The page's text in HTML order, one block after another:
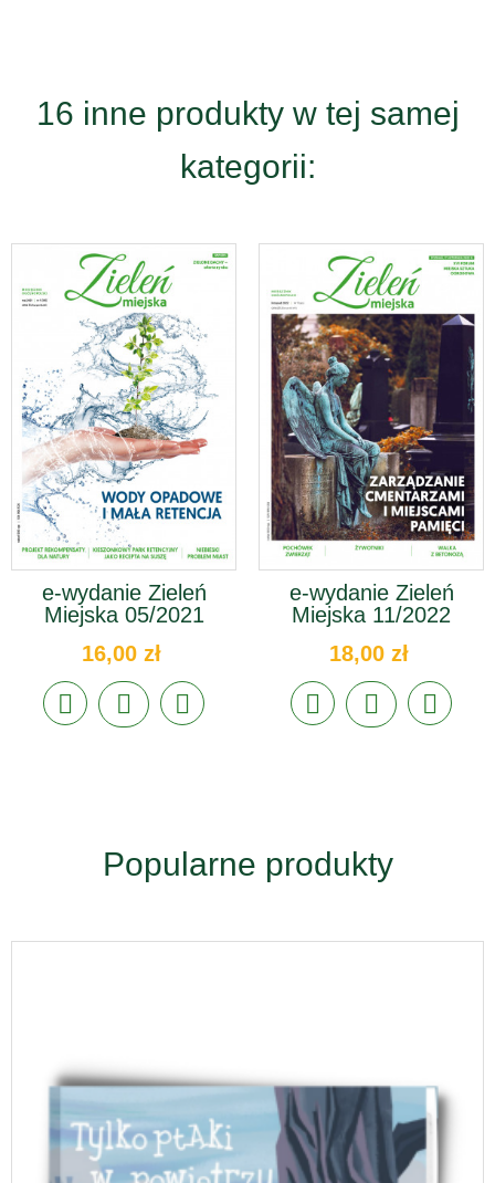
16 inne produkty w tej samej
kategorii:
e-wydanie Zieleń
Miejska 05/2021
16,00 zł
e-wydanie Zieleń
Miejska 11/2022
18,00 zł
Popularne produkty